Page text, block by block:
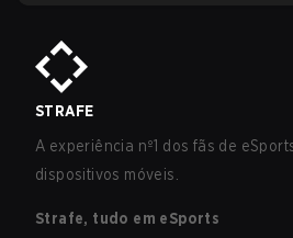
STRAFE
A experiência nº1 dos fãs de
dispositivos móveis.
Strafe, tudo em eSports